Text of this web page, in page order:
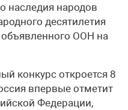
наследия народов
десятилетия
ООН на
конкурс откроется 8
впервые отметит
Федерации,